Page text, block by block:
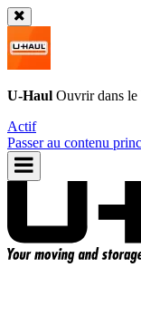
U-Haul Ouvrir dans le
Actif
Passer au contenu